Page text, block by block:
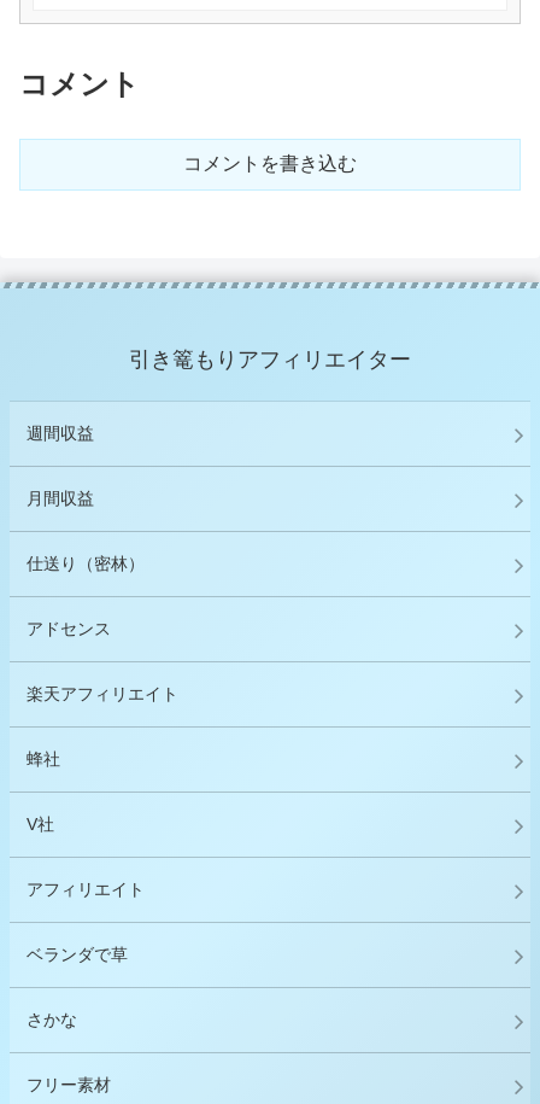
コメント
コメントを書き込む
引き篭もりアフィリエイター
週間収益
月間収益
仕送り（密林）
アドセンス
楽天アフィリエイト
蜂社
V社
アフィリエイト
ベランダで草
さかな
フリー素材